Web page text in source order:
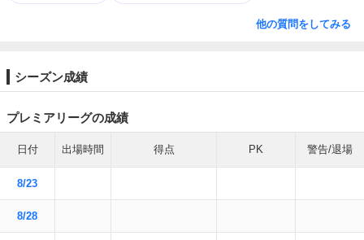
他の質問をしてみる
シーズン成績
プレミアリーグの成績
日付 出場時間 得点 PK 警告/退場
8/23
8/28